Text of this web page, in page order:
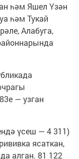
һәм Яшел Үзән
һәм Тукай
Алабуга,
— узган
үсеш — 4 311)
ясаткан,
алган. 81 122